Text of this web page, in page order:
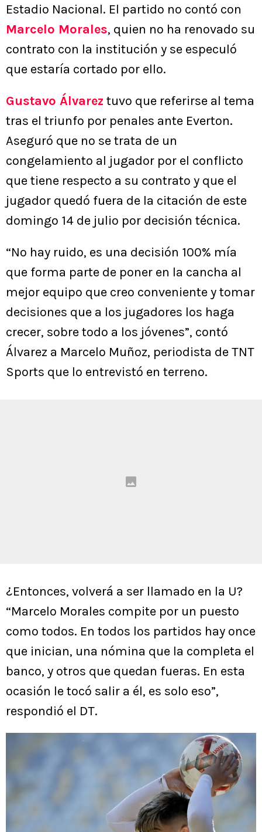
Estadio Nacional. El partido no contó con
Marcelo Morales, quien no ha renovado su
contrato con la institución y se especuló
que estaría cortado por ello.
Gustavo Álvarez tuvo que referirse al tema
tras el triunfo por penales ante Everton.
Aseguró que no se trata de un
congelamiento al jugador por el conflicto
que tiene respecto a su contrato y que el
jugador quedó fuera de la citación de este
domingo 14 de julio por decisión técnica.
“No hay ruido, es una decisión 100% mía
que forma parte de poner en la cancha al
mejor equipo que creo conveniente y tomar
decisiones que a los jugadores los haga
crecer, sobre todo a los jóvenes”, contó
Álvarez a Marcelo Muñoz, periodista de TNT
Sports que lo entrevistó en terreno.
¿Entonces, volverá a ser llamado en la U?
“Marcelo Morales compite por un puesto
como todos. En todos los partidos hay once
que inician, una nómina que la completa el
banco, y otros que quedan fueras. En esta
ocasión le tocó salir a él, es solo eso”,
respondió el DT.